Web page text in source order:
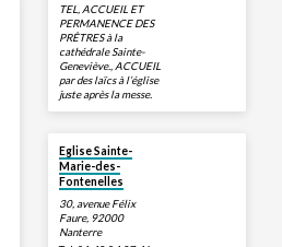
TEL, ACCUEIL ET
PERMANENCE DES
PRÊTRES à la
cathédrale Sainte-
Geneviève., ACCUEIL
par des laïcs à l’église
juste après la messe.
Eglise Sainte-
Marie-des-
Fontenelles
30, avenue Félix
Faure, 92000
Nanterre